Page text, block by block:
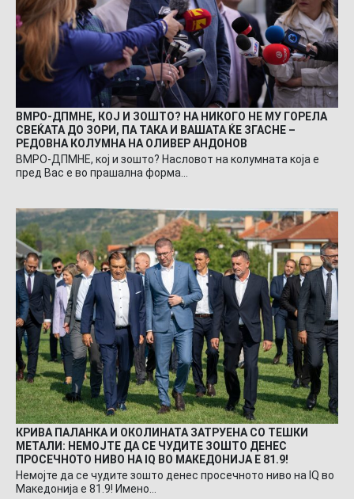
ВМРО-ДПМНЕ, КОЈ И ЗОШТО? НА НИКОГО НЕ МУ ГОРЕЛА
СВЕЌАТА ДО ЗОРИ, ПА ТАКА И ВАШАТА ЌЕ ЗГАСНЕ –
РЕДОВНА КОЛУМНА НА ОЛИВЕР АНДОНОВ
ВМРО-ДПМНЕ, кој и зошто? Насловот на колумната која е
пред Вас е во прашална форма…
КРИВА ПАЛАНКА И ОКОЛИНАТА ЗАТРУЕНА СО ТЕШКИ
МЕТАЛИ: НЕМОЈТЕ ДА СЕ ЧУДИТЕ ЗОШТО ДЕНЕС
ПРОСЕЧНОТО НИВО НА IQ ВО МАКЕДОНИЈА Е 81.9!
Немојте да се чудите зошто денес просечното ниво на IQ во
Македонија е 81.9! Имено…